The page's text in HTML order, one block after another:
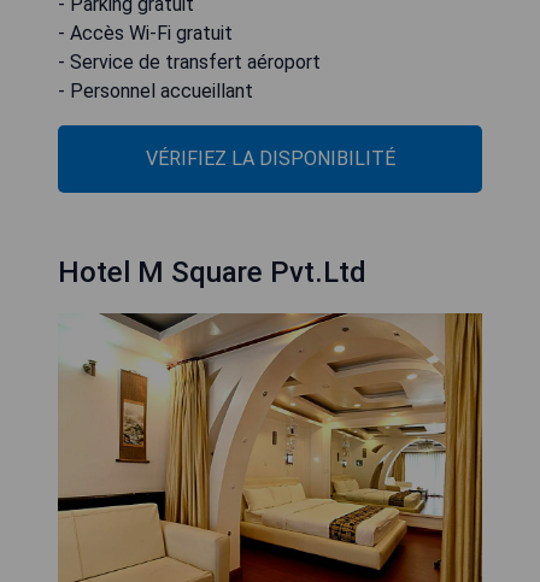
- Accès Wi-Fi gratuit
- Service de transfert aéroport
- Personnel accueillant
VÉRIFIEZ LA DISPONIBILITÉ
Hotel M Square Pvt.Ltd